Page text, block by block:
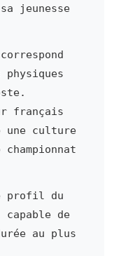
jeunesse
français
une culture
profil du
de
au plus